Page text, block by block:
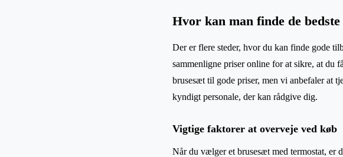
Hvor kan man finde de
Der er flere steder, hvor du kan finde gode
sammenligne priser online for at sikre, at du
brusesæt til gode priser, men vi anbefaler at
kyndigt personale, der kan rådgive dig.
Vigtige faktorer at overveje ved køb
Når du vælger et brusesæt med termostat, er